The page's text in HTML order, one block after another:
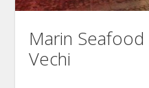
Marin
Vechi